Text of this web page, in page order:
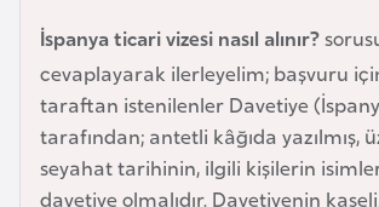
İspanya ticari vizesi nasıl alınır?
cevaplayarak ilerleyelim; başvuru
taraftan istenilenler Davetiye
tarafından; antetli kâğıda yazılmış,
seyahat tarihinin, ilgili kişilerin
davetiye olmalıdır. Davetiyenin
n
B
a
n